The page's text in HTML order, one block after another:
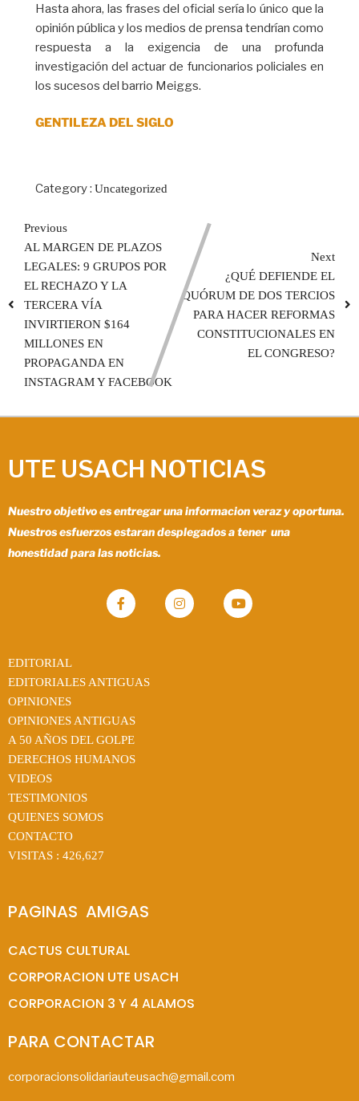
Hasta ahora, las frases del oficial sería lo único que la
opinión pública y los medios de prensa tendrían como
respuesta a la exigencia de una profunda
investigación del actuar de funcionarios policiales en
los sucesos del barrio Meiggs.
GENTILEZA DEL SIGLO
Category : Uncategorized
Previous
AL MARGEN DE PLAZOS
LEGALES: 9 GRUPOS POR
EL RECHAZO Y LA
TERCERA VÍA
INVIRTIERON $164
MILLONES EN
PROPAGANDA EN
INSTAGRAM Y FACEBOOK
Next
¿QUÉ DEFIENDE EL
QUÓRUM DE DOS TERCIOS
PARA HACER REFORMAS
CONSTITUCIONALES EN
EL CONGRESO?
UTE USACH NOTICIAS
Nuestro objetivo es entregar una informacion veraz y oportuna.
Nuestros esfuerzos estaran desplegados a tener una
honestidad para las noticias.
EDITORIAL
EDITORIALES ANTIGUAS
OPINIONES
OPINIONES ANTIGUAS
A 50 AÑOS DEL GOLPE
DERECHOS HUMANOS
VIDEOS
TESTIMONIOS
QUIENES SOMOS
CONTACTO
VISITAS : 426,627
PAGINAS  AMIGAS
CACTUS CULTURAL
CORPORACION UTE USACH
CORPORACION 3 Y 4 ALAMOS
PARA CONTACTAR
corporacionsolidariauteusach@gmail.com